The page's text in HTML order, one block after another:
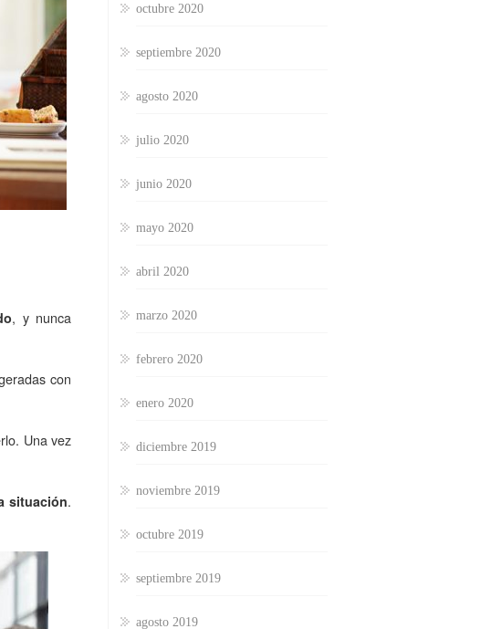
, y nunca
con
Una vez
situación.
octubre 2020
septiembre 2020
agosto 2020
julio 2020
junio 2020
mayo 2020
abril 2020
marzo 2020
febrero 2020
enero 2020
diciembre 2019
noviembre 2019
octubre 2019
septiembre 2019
agosto 2019